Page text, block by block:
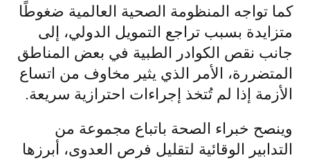
كما تواجه المنظومة الصحية العالمية ضغوطًا
متزايدة بسبب تراجع التمويل الدولي، إلى
جانب نقص الكوادر الطبية في بعض المناطق
المتضررة، الأمر الذي يثير مخاوف من اتساع
الأزمة إذا لم تُتخذ إجراءات احترازية سريعة.
وينصح خبراء الصحة باتباع مجموعة من
التدابير الوقائية لتقليل فرص العدوى، أبرزها